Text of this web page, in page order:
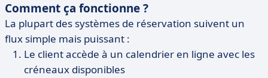
Comment ça fonctionne ?
La plupart des systèmes de réservation suivent un
flux simple mais puissant :
Le client accède à un calendrier en ligne avec les
créneaux disponibles